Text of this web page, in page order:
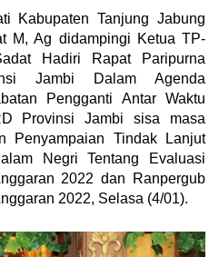
Kabupaten Tanjung Jabung
M, Ag didampingi Ketua TP-
Hadiri Rapat Paripurna
Jambi Dalam Agenda
Pengganti Antar Waktu
Provinsi Jambi sisa masa
Penyampaian Tindak Lanjut
Negri Tentang Evaluasi
2022 dan Ranpergub
2022, Selasa (4/01).